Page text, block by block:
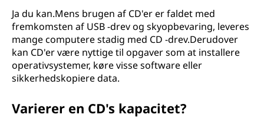
Ja du kan.Mens brugen af CD'er er faldet med
fremkomsten af USB -drev og skyopbevaring, leveres
mange computere stadig med CD -drev.Derudover
kan CD'er være nyttige til opgaver som at installere
operativsystemer, køre visse software eller
sikkerhedskopiere data.
Varierer en CD's kapacitet?